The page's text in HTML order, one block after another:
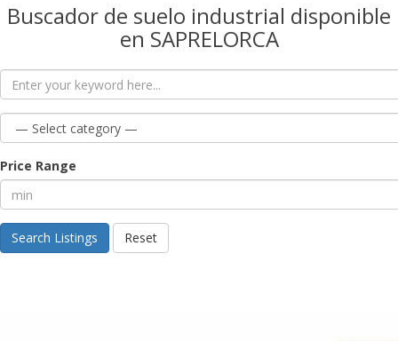
Buscador de suelo industrial disponible
en SAPRELORCA
Price Range
Search Listings Reset